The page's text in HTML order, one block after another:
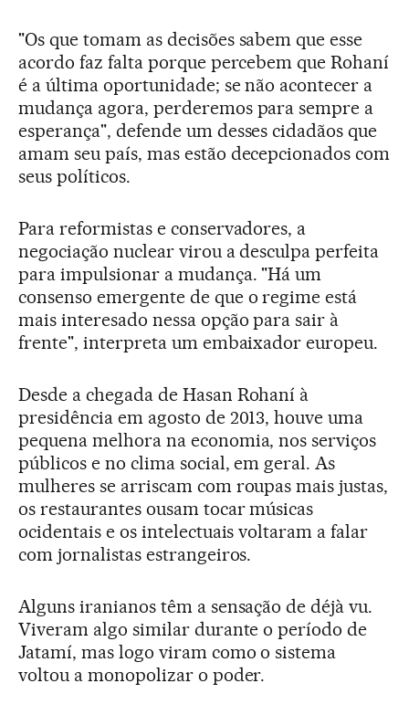
"Os que tomam as decisões sabem que esse
acordo faz falta porque percebem que Rohaní
é a última oportunidade; se não acontecer a
mudança agora, perderemos para sempre a
esperança", defende um desses cidadãos que
amam seu país, mas estão decepcionados com
seus políticos.
Para reformistas e conservadores, a
negociação nuclear virou a desculpa perfeita
para impulsionar a mudança. "Há um
consenso emergente de que o regime está
mais interesado nessa opção para sair à
frente", interpreta um embaixador europeu.
Desde a chegada de Hasan Rohaní à
presidência em agosto de 2013, houve uma
pequena melhora na economia, nos serviços
públicos e no clima social, em geral. As
mulheres se arriscam com roupas mais justas,
os restaurantes ousam tocar músicas
ocidentais e os intelectuais voltaram a falar
com jornalistas estrangeiros.
Alguns iranianos têm a sensação de déjà vu.
Viveram algo similar durante o período de
Jatamí, mas logo viram como o sistema
voltou a monopolizar o poder.